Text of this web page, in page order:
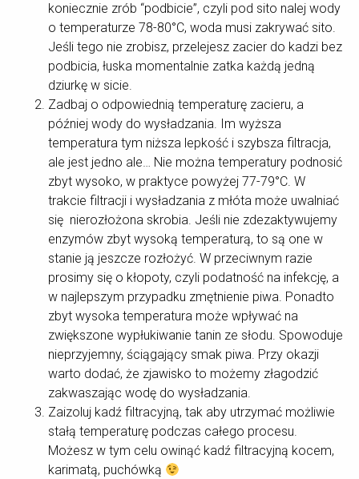
koniecznie zrób “podbicie”, czyli pod sito nalej wody
o temperaturze 78-80°C, woda musi zakrywać sito.
Jeśli tego nie zrobisz, przelejesz zacier do kadzi bez
podbicia, łuska momentalnie zatka każdą jedną
dziurkę w sicie.
Zadbaj o odpowiednią temperaturę zacieru, a
później wody do wysładzania. Im wyższa
temperatura tym niższa lepkość i szybsza filtracja,
ale jest jedno ale… Nie można temperatury podnosić
zbyt wysoko, w praktyce powyżej 77-79°C. W
trakcie filtracji i wysładzania z młóta może uwalniać
się nierozłożona skrobia. Jeśli nie zdezaktywujemy
enzymów zbyt wysoką temperaturą, to są one w
stanie ją jeszcze rozłożyć. W przeciwnym razie
prosimy się o kłopoty, czyli podatność na infekcję, a
w najlepszym przypadku zmętnienie piwa. Ponadto
zbyt wysoka temperatura może wpływać na
zwiększone wypłukiwanie tanin ze słodu. Spowoduje
nieprzyjemny, ściągający smak piwa. Przy okazji
warto dodać, że zjawisko to możemy złagodzić
zakwaszając wodę do wysładzania.
Zaizoluj kadź filtracyjną, tak aby utrzymać możliwie
stałą temperaturę podczas całego procesu.
Możesz w tym celu owinąć kadź filtracyjną kocem,
karimatą, puchówką